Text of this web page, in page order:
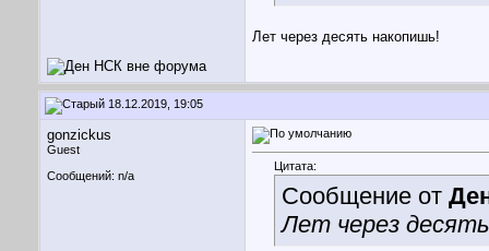
Лет через десять накопишь!
18.12.2019, 19:05
gonzickus
Guest
Сообщений: n/a
Цитата:
Сообщение от
Лет через